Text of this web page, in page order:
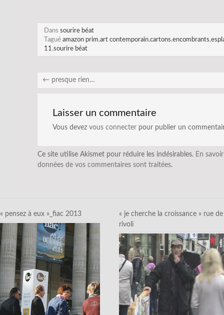
Dans sourire béat
Tagué amazon prim,art contemporain,cartons,encombrants,
11 ,sourire béat
← presque rien…
Laisser un commentaire
Vous devez vous connecter pour publier un
Ce site utilise Akismet pour réduire les indésirables. En
données de vos commentaires sont traitées.
« pensez à eux »_fiac 2013
« je cherche la croissance » rue de
rivoli